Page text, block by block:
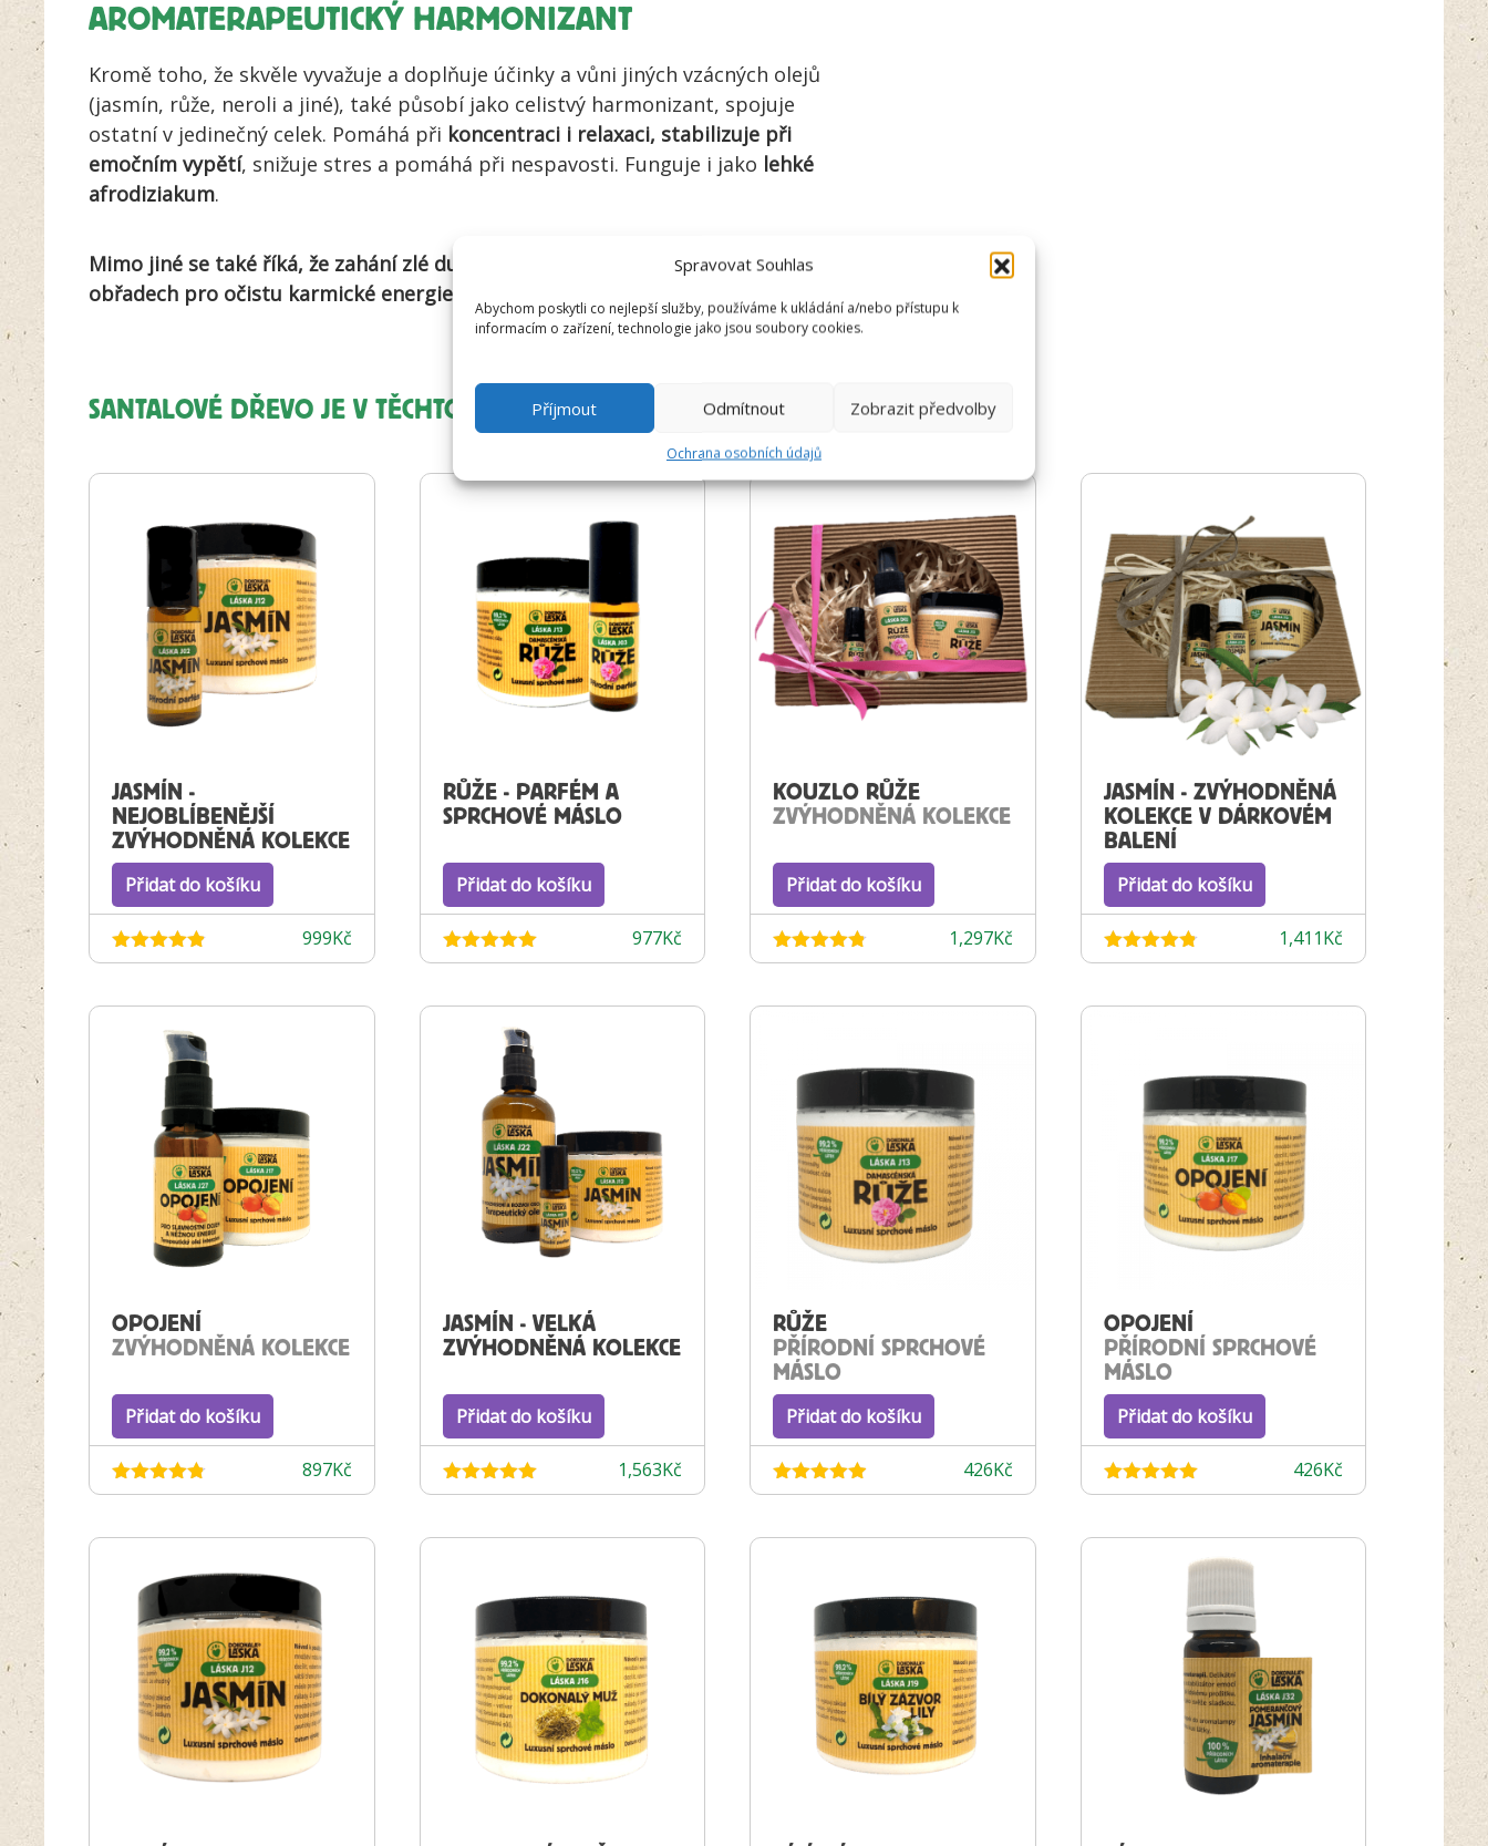
Spravovat Souhlas
Abychom poskytli co nejlepší služby, používáme k ukládání a/nebo přístupu k
informacím o zařízení, technologie jako jsou soubory cookies.
Příjmout Odmítnout Zobrazit předvolby
Ochrana osobních údajů
AROMATERAPEUTICKÝ HARMONIZANT
Kromě toho, že skvěle vyvažuje a doplňuje účinky a vůni jiných vzácných olejů
(jasmín, růže, neroli a jiné), také působí jako celistvý harmonizant, spojuje
ostatní v jedinečný celek. Pomáhá při koncentraci i relaxaci, stabilizuje při
emočním vypětí, snižuje stres a pomáhá při nespavosti. Funguje i jako lehké
afrodiziakum.
Mimo jiné se také říká, že zahání zlé duchy a používá se při různých magických
obřadech pro očistu karmické energie
SANTALOVÉ DŘEVO JE V TĚCHTO PŘÍPRAVCÍCH DOKONALÉ LÁSKY:
JASMÍN -
NEJOBLÍBENĚJŠÍ
ZVÝHODNĚNÁ KOLEKCE
Přidat do košíku
Hodnocení
999Kč
RŮŽE - PARFÉM A
SPRCHOVÉ MÁSLO
Přidat do košíku
Hodnocení
977Kč
KOUZLO RŮŽE
ZVÝHODNĚNÁ KOLEKCE
Přidat do košíku
Hodnocení
1,297Kč
JASMÍN - ZVÝHODNĚNÁ
KOLEKCE V DÁRKOVÉM
BALENÍ
Přidat do košíku
Hodnocení
1,411Kč
OPOJENÍ
ZVÝHODNĚNÁ KOLEKCE
Přidat do košíku
Hodnocení
897Kč
JASMÍN - VELKÁ
ZVÝHODNĚNÁ KOLEKCE
Přidat do košíku
Hodnocení
1,563Kč
RŮŽE
PŘÍRODNÍ SPRCHOVÉ
MÁSLO
Přidat do košíku
Hodnocení
426Kč
OPOJENÍ
PŘÍRODNÍ SPRCHOVÉ
MÁSLO
Přidat do košíku
Hodnocení
426Kč